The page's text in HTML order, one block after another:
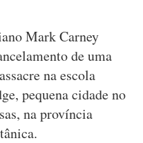
Mark Carney
de uma
na escola
pequena cidade no
na província